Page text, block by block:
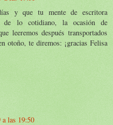
y que tu mente de escritora
de lo cotidiano, la ocasión de
leeremos después transportados
otoño, te diremos: ¡gracias Felisa
a las 19:50